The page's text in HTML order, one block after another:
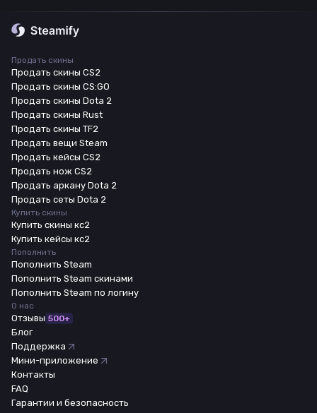
Продать скины
Продать скины CS2
Продать скины CS:GO
Продать скины Dota 2
Продать скины Rust
Продать скины TF2
Продать вещи Steam
Продать кейсы CS2
Продать нож CS2
Продать аркану Dota 2
Продать сеты Dota 2
Купить скины
Купить скины кс2
Купить кейсы кс2
Пополнить
Пополнить Steam
Пополнить Steam скинами
Пополнить Steam по логину
О нас
Отзывы 500+
Блог
Поддержка
Мини-приложение
Контакты
FAQ
Гарантии и безопасность